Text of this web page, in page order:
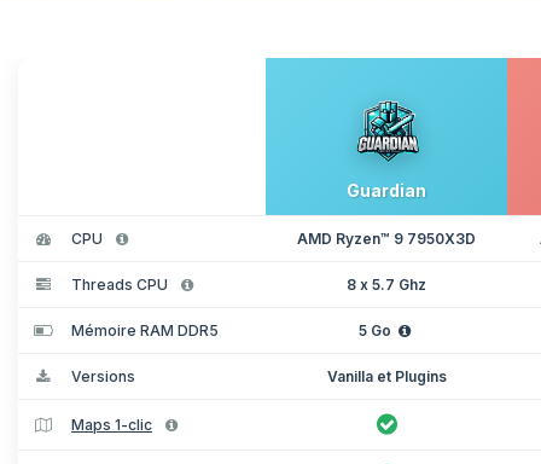
Guardian
CPU AMD Ryzen™ 9 7950X3D
Threads CPU 8 x 5.7 Ghz
Mémoire RAM DDR5 5 Go
Versions Vanilla et Plugins
Maps 1-clic